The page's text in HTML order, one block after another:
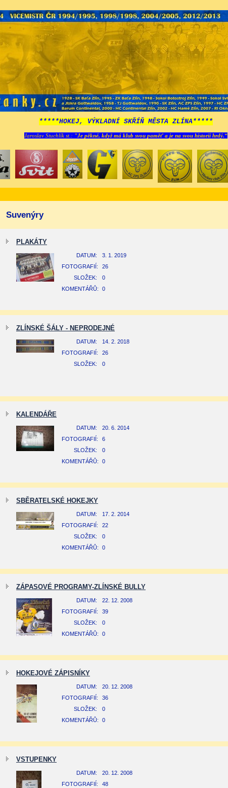
*****HOKEJ, VÝKLADNÍ SKŘÍŇ MĚSTA ZLÍNA*****
Jaroslav Stuchlík st.: "Je pěkné, když má klub svou paměť a je na svou historii hrdý.“
Suvenýry
PLAKÁTY
DATUM:
3. 1. 2019
FOTOGRAFIÍ:
26
SLOŽEK:
0
KOMENTÁŘŮ:
0
ZLÍNSKÉ ŠÁLY - NEPRODEJNÉ
DATUM:
14. 2. 2018
FOTOGRAFIÍ:
26
SLOŽEK:
0
KALENDÁŘE
DATUM:
20. 6. 2014
FOTOGRAFIÍ:
6
SLOŽEK:
0
KOMENTÁŘŮ:
0
SBĚRATELSKÉ HOKEJKY
DATUM:
17. 2. 2014
FOTOGRAFIÍ:
22
SLOŽEK:
0
KOMENTÁŘŮ:
0
ZÁPASOVÉ PROGRAMY-ZLÍNSKÉ BULLY
DATUM:
22. 12. 2008
FOTOGRAFIÍ:
39
SLOŽEK:
0
KOMENTÁŘŮ:
0
HOKEJOVÉ ZÁPISNÍKY
DATUM:
20. 12. 2008
FOTOGRAFIÍ:
36
SLOŽEK:
0
KOMENTÁŘŮ:
0
VSTUPENKY
DATUM:
20. 12. 2008
FOTOGRAFIÍ:
48